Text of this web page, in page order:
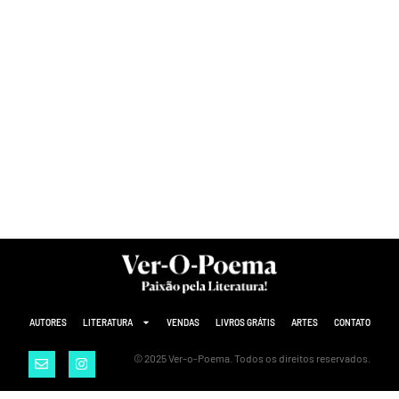
AUTORES LITERATURA VENDAS LIVROS GRÁTIS ARTES CONTATO
© 2025 Ver-o-Poema. Todos os direitos reservados.